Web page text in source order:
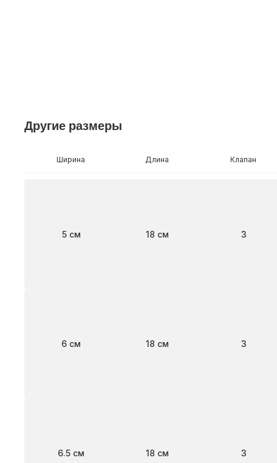
Другие размеры
Ширина Длина Клапан
5 см 18 см 3
6 см 18 см 3
Ширина6.5 см 18 см 3